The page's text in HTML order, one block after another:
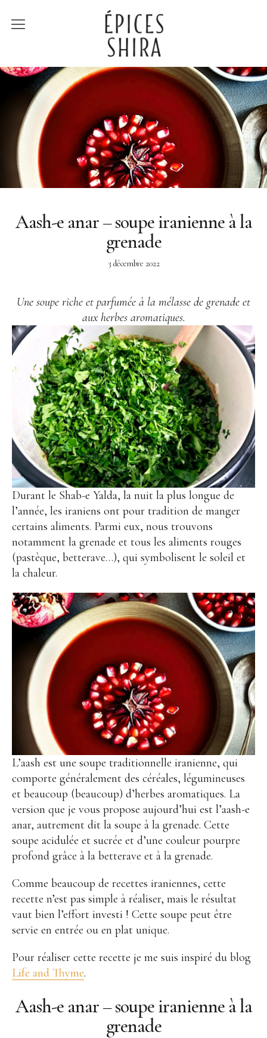
Épices Shira
Revenir à la boutique
Recettes
À la rencontre des
producteurs
Lumière sur…
Aash-e anar – soupe iranienne à la
grenade
3 décembre 2022
Une soupe riche et parfumée à la mélasse de grenade et
aux herbes aromatiques.
Durant le Shab-e Yalda, la nuit la plus longue de
l’année, les iraniens ont pour tradition de manger
certains aliments. Parmi eux, nous trouvons
notamment la grenade et tous les aliments rouges
(pastèque, betterave…), qui symbolisent le soleil et
la chaleur.
L’aash est une soupe traditionnelle iranienne, qui
comporte généralement des céréales, légumineuses
et beaucoup (beaucoup) d’herbes aromatiques. La
version que je vous propose aujourd’hui est l’aash-e
anar, autrement dit la soupe à la grenade. Cette
soupe acidulée et sucrée et d’une couleur pourpre
profond grâce à la betterave et à la grenade.
Comme beaucoup de recettes iraniennes, cette
recette n’est pas simple à réaliser, mais le résultat
vaut bien l’effort investi ! Cette soupe peut être
servie en entrée ou en plat unique.
Pour réaliser cette recette je me suis inspiré du blog
Life and Thyme.
Aash-e anar – soupe iranienne à la
grenade